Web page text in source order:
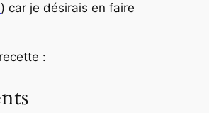
) car je désirais en faire
: